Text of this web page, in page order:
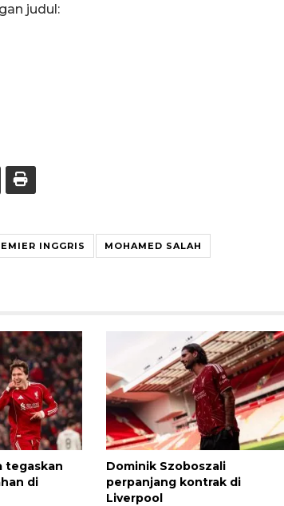
judul:
INGGRIS MOHAMED SALAH
tegaskan
di
Dominik Szoboszali
perpanjang kontrak di
Liverpool